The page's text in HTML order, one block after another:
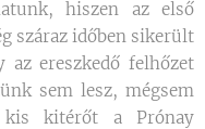
hiszen az első
száraz időben sikerült
ereszkedő felhőzet
sem lesz, mégsem
kitérőt a Prónay